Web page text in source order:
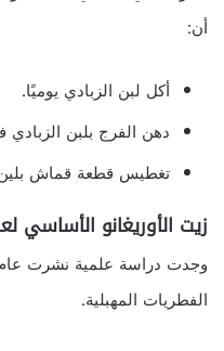
أن:
أكل لبن الزبادي يوميًا.
دهن الفرج بلبن
تغطيس قطعة قماش بلين
زيت الأوريغانو الأساسي
الفطريات المهبلية.